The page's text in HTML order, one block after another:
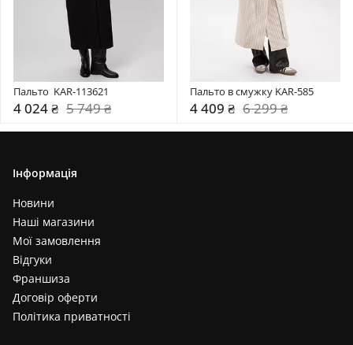
Пальто  KAR-113621
4 024 ₴ 5 749 ₴
Пальто в смужку KAR-585
4 409 ₴ 6 299 ₴
Інформація
Новини
Наші магазини
Мої замовлення
Відгуки
Франшиза
Договір оферти
Політика приватності